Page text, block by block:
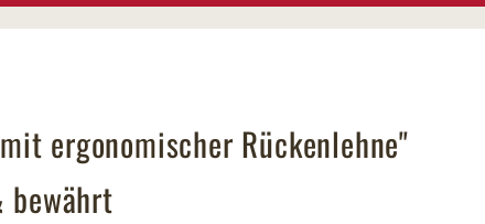
ergonomischer Rückenlehne"
bewährt